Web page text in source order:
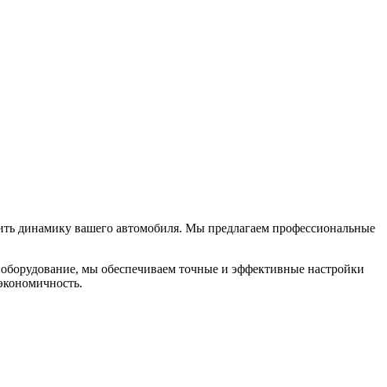
динамику вашего автомобиля. Мы предлагаем профессиональные
мы обеспечиваем точные и эффективные настройки